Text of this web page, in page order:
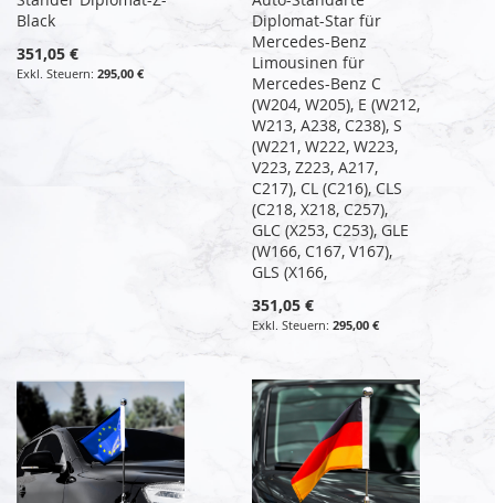
Black
351,05 €
295,00 €
Diplomat-Star für
Mercedes-Benz
Limousinen für
Mercedes-Benz C
(W204, W205), E (W212,
W213, A238, C238), S
(W221, W222, W223,
V223, Z223, A217,
C217), CL (C216), CLS
(C218, X218, C257),
GLC (X253, C253), GLE
(W166, C167, V167),
GLS (X166,
351,05 €
295,00 €